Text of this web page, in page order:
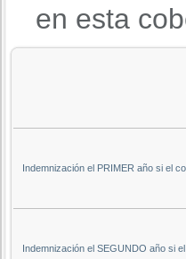
en esta
Indemnización el PRIMER año si el
Indemnización el SEGUNDO año si